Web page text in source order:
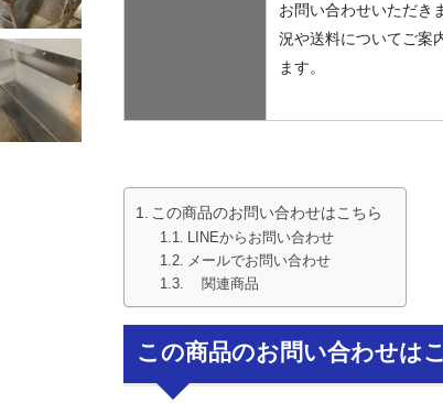
お問い合わせいただき
況や送料についてご案
ます。
この商品のお問い合わせはこちら
LINEからお問い合わせ
メールでお問い合わせ
関連商品
この商品のお問い合わせは